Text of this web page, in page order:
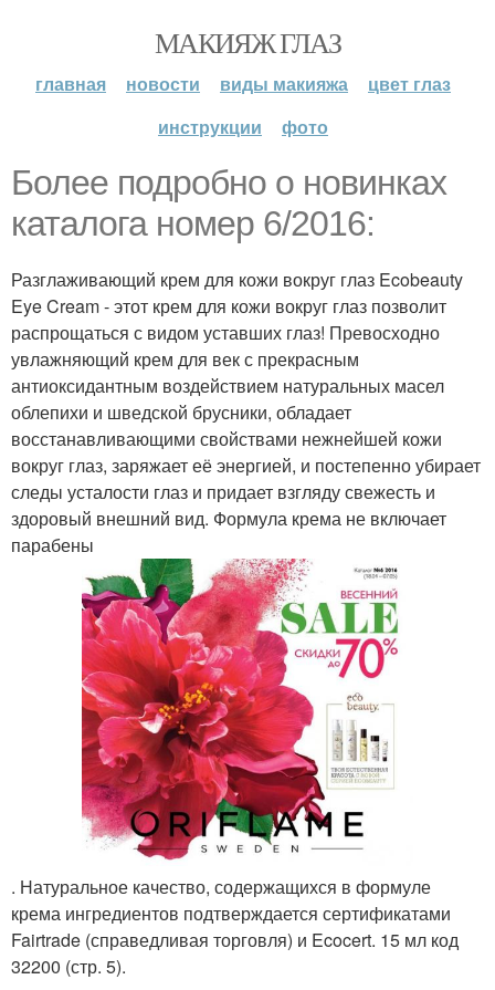
МАКИЯЖ ГЛАЗ
главная новости виды макияжа
цвет глаз
инструкции
фото
Более подробно о новинках
каталога номер 6/2016:
Разглаживающий крем для кожи вокруг глаз Ecobeauty
Eye Cream - этот крем для кожи вокруг глаз позволит
распрощаться с видом уставших глаз! Превосходно
увлажняющий крем для век с прекрасным
антиоксидантным воздействием натуральных масел
облепихи и шведской брусники, обладает
восстанавливающими свойствами нежнейшей кожи
вокруг глаз, заряжает её энергией, и постепенно убирает
следы усталости глаз и придает взгляду свежесть и
здоровый внешний вид. Формула крема не включает
парабены
. Натуральное качество, содержащихся в формуле
крема ингредиентов подтверждается сертификатами
Fairtrade (справедливая торговля) и Ecocert. 15 мл код
32200 (стр. 5).